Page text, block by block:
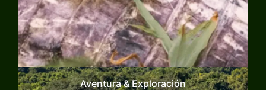
Aventura & Exploración